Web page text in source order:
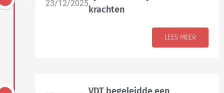
23/12/2025
krachten
LEES MEER